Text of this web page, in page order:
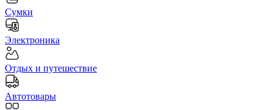
Сумки
Электроника
Отдых и путешествие
Автотовары